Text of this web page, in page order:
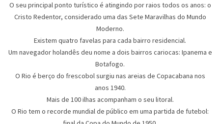
O seu principal ponto turístico é atingindo por raios todos os anos: o
Cristo Redentor, considerado uma das Sete Maravilhas do Mundo
Moderno.
Existem quatro favelas para cada bairro residencial.
Um navegador holandês deu nome a dois bairros cariocas: Ipanema e
Botafogo.
O Rio é berço do frescobol surgiu nas areias de Copacabana nos
anos 1940.
Mais de 100 ilhas acompanham o seu litoral.
O Rio tem o recorde mundial de público em uma partida de futebol: